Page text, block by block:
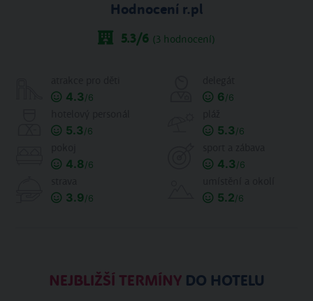
Hodnocení r.pl
5.3/6 (3 hodnocení)
4.3/6 6/6
5.3/6 5.3/6
4.8/6 4.3/6
3.9/6 5.2/6
NEJBLIŽŠÍ TERMÍNYDO HOTELU